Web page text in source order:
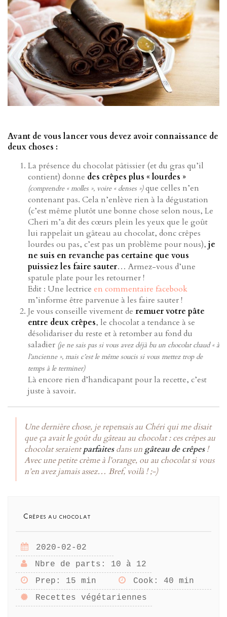
Avant de vous lancer vous devez avoir connaissance de
deux choses :
La présence du chocolat pâtissier (et du gras qu’il
contient) donne des crêpes plus « lourdes »
(comprendre « molles », voire « denses »)que celles n’en
contenant pas. Cela n’enlève rien à la dégustation
(c’est même plutôt une bonne chose selon nous, Le
Cheri m’a dit des cœurs plein les yeux que le goût
lui rappelait un gâteau au chocolat, donc crêpes
lourdes ou pas, c’est pas un problème pour nous), je
ne suis en revanche pas certaine que vous
puissiez les faire sauter… Armez-vous d’une
spatule plate pour les retourner !
Edit : Une lectrice en commentaire facebook
m’informe être parvenue à les faire sauter !
Je vous conseille vivement de remuer votre pâte
entre deux crêpes, le chocolat a tendance à se
désolidariser du reste et à retomber au fond du
saladier (je ne sais pas si vous avez déjà bu un chocolat chaud « à
l’ancienne », mais c’est le même soucis si vous mettez trop de
temps à le terminer)
Là encore rien d’handicapant pour la recette, c’est
juste à savoir.
Une dernière chose, je repensais au Chéri qui me disait
que ça avait le goût du gâteau au chocolat : ces crêpes au
chocolat seraientparfaitesdans un gâteau de crêpes!
Avec une petite crème à l’orange, ou au chocolat si vous
n’en avez jamais assez… Bref, voilà ! ;-)
Crêpes au chocolat
2020-02-02
Nbre de parts : 10 à 12
Prep : 15 min Cook : 40 min
Recettes végétariennes